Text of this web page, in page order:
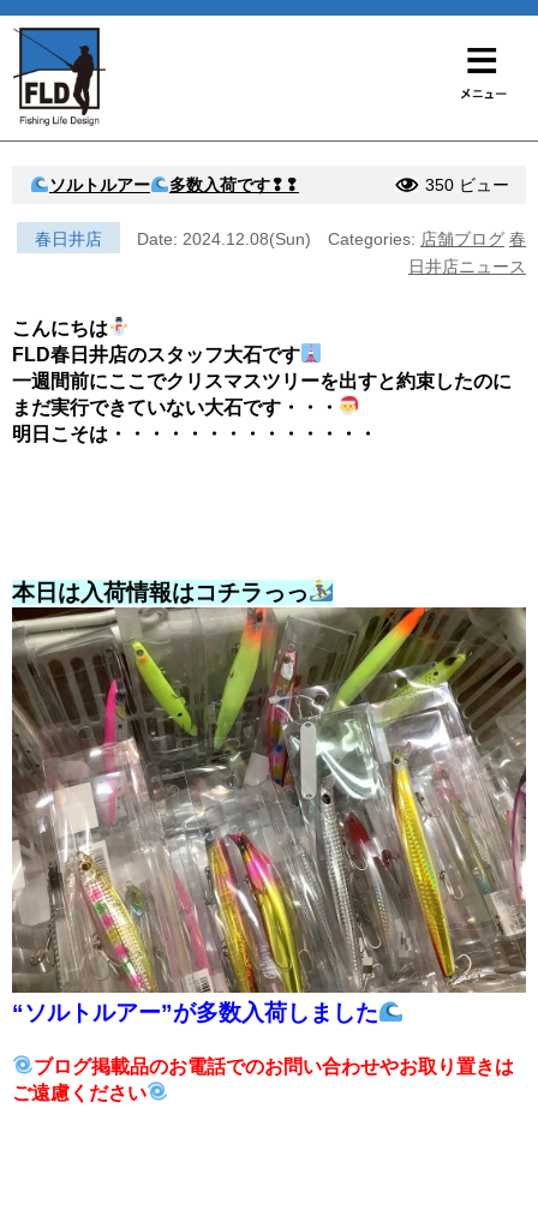
ソルトルアー 多数入荷です❢❢ 350 ビュー
春日井店 Date: 2024.12.08(Sun) Categories: 店舗ブログ 春
日井店ニュース
こんにちは
FLD春日井店のスタッフ大石です
一週間前にここでクリスマスツリーを出すと約束したのに
まだ実行できていない大石です・・・
明日こそは・・・・・・・・・・・・・・
本日は入荷情報はコチラっっ
“ソルトルアー”が多数入荷しました
ブログ掲載品のお電話でのお問い合わせやお取り置きは
ご遠慮ください